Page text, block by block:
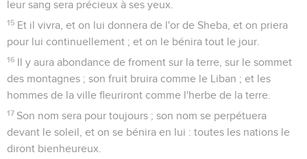
9 Ils placent leur bouche dans les cieux, et leur langue se
promène sur la terre.
10 C'est pourquoi son peuple se tourne de ce côté-là, et on
lui verse l'eau à plein bord,
11 Et ils disent : Comment Dieu connaîtrait-il, et y aurait-il de
la connaissance chez le Très-haut ?
12 Voici, ceux-ci sont des méchants, et ils prospèrent dans le
monde, ils augmentent leurs richesses.
13